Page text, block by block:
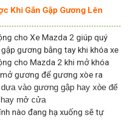
Khi Gắn Gập Gương Lên
cho Xe Mazda 2 giúp quý
gương bằng tay khi khóa xe
cho Mazda 2 khi mở khóa
gương để gương xòe ra
vào gương gập hay xòe để
mở cửa
nào đang hạ xuống sẽ tự